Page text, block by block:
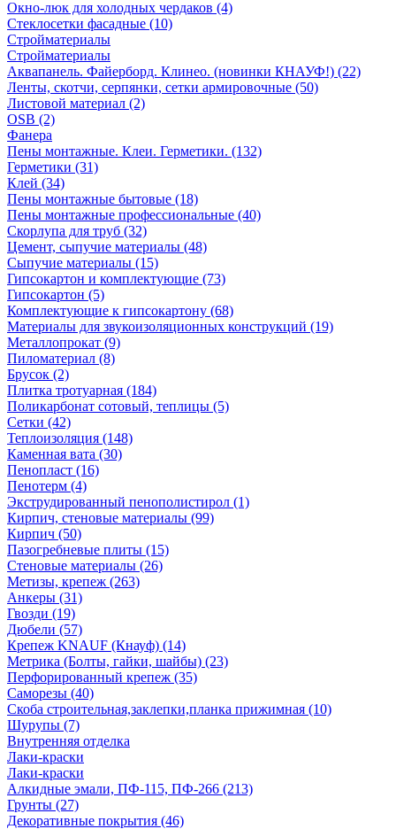
Окно-люк для холодных чердаков (4)
Стеклосетки фасадные (10)
Стройматериалы
Стройматериалы
Аквапанель. Файерборд. Клинео. (новинки КНАУФ!) (22)
Ленты, скотчи, серпянки, сетки армировочные (50)
Листовой материал (2)
OSB (2)
Фанера
Пены монтажные. Клеи. Герметики. (132)
Герметики (31)
Клей (34)
Пены монтажные бытовые (18)
Пены монтажные профессиональные (40)
Скорлупа для труб (32)
Цемент, сыпучие материалы (48)
Сыпучие материалы (15)
Гипсокартон и комплектующие (73)
Гипсокартон (5)
Комплектующие к гипсокартону (68)
Материалы для звукоизоляционных конструкций (19)
Металлопрокат (9)
Пиломатериал (8)
Брусок (2)
Плитка тротуарная (184)
Поликарбонат сотовый, теплицы (5)
Сетки (42)
Теплоизоляция (148)
Каменная вата (30)
Пенопласт (16)
Пенотерм (4)
Экструдированный пенополистирол (1)
Кирпич, стеновые материалы (99)
Кирпич (50)
Пазогребневые плиты (15)
Стеновые материалы (26)
Метизы, крепеж (263)
Анкеры (31)
Гвозди (19)
Дюбели (57)
Крепеж KNAUF (Кнауф) (14)
Метрика (Болты, гайки, шайбы) (23)
Перфорированный крепеж (35)
Саморезы (40)
Скоба строительная,заклепки,планка прижимная (10)
Шурупы (7)
Внутренняя отделка
Лаки-краски
Лаки-краски
Алкидные эмали, ПФ-115, ПФ-266 (213)
Грунты (27)
Декоративные покрытия (46)